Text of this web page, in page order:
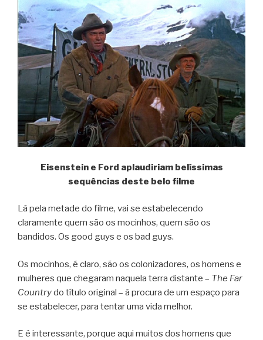
Eisenstein e Ford aplaudiriam belíssimas
sequências deste belo filme
Lá pela metade do filme, vai se estabelecendo
claramente quem são os mocinhos, quem são os
bandidos. Os good guys e os bad guys.
Os mocinhos, é claro, são os colonizadores, os homens e
mulheres que chegaram naquela terra distante – The Far
Countrydo título original – à procura de um espaço para
se estabelecer, para tentar uma vida melhor.
E é interessante, porque aqui muitos dos homens que